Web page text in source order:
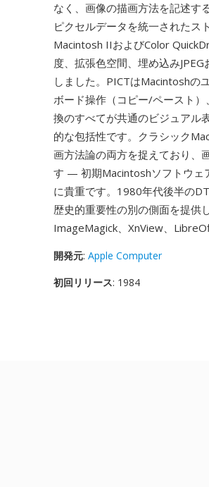
なく、画像の描画方法を記述す
ピクセルデータを統一されたス
Macintosh IIおよびColor
度、拡張色空間、埋め込み
しました。PICTはMacintoshの
ボード操作（コピー/ペースト
換のすべてが共通のビジュアル
的な包括性です。クラシック
画方法論の両方を捉えており、
す — 初期Macintoshソフトウェ
に貴重です。1980年代後半の
歴史的重要性の別の側面を提供
ImageMagick、XnView、
開発元: Apple Computer
初回リリース: 1984